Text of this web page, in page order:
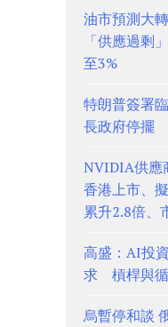
油市預測大
「供應過剩
至3%
特朗普簽署
長政府停擺
NVIDIA供應
香港上市、
累升2.8倍、
高盛：AI投
求 槓桿與循
烏暫停和談